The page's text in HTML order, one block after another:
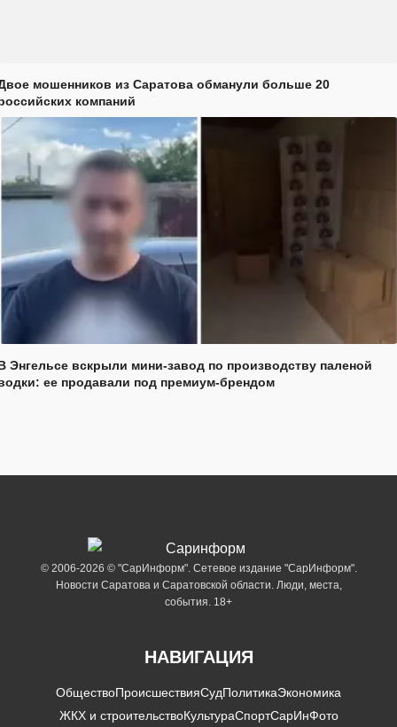
мошенников из Саратова обманули больше 20
компаний
Энгельсе вскрыли мини-завод по производству паленой
ее продавали под премиум-брендом
© 2006-2026 © "СарИнформ". Сетевое издание "СарИнформ".
Новости Саратова и Саратовской области. Люди, места,
события. 18+
НАВИГАЦИЯ
ОбществоПроисшествияСудПолитикаЭкономика
ЖКХ и строительствоКультураСпортСарИнФото